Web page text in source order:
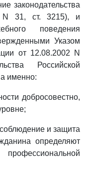
законодательства
N 31, ст. 3215), и
поведения
Указом
от 12.08.2002 N
Российской
именно:
добросовестно,
и защита
определяют